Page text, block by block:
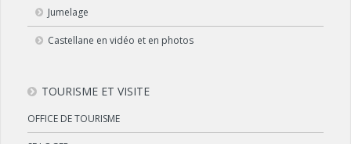
Jumelage
Castellane en vidéo et en photos
TOURISME ET VISITE
OFFICE DE TOURISME